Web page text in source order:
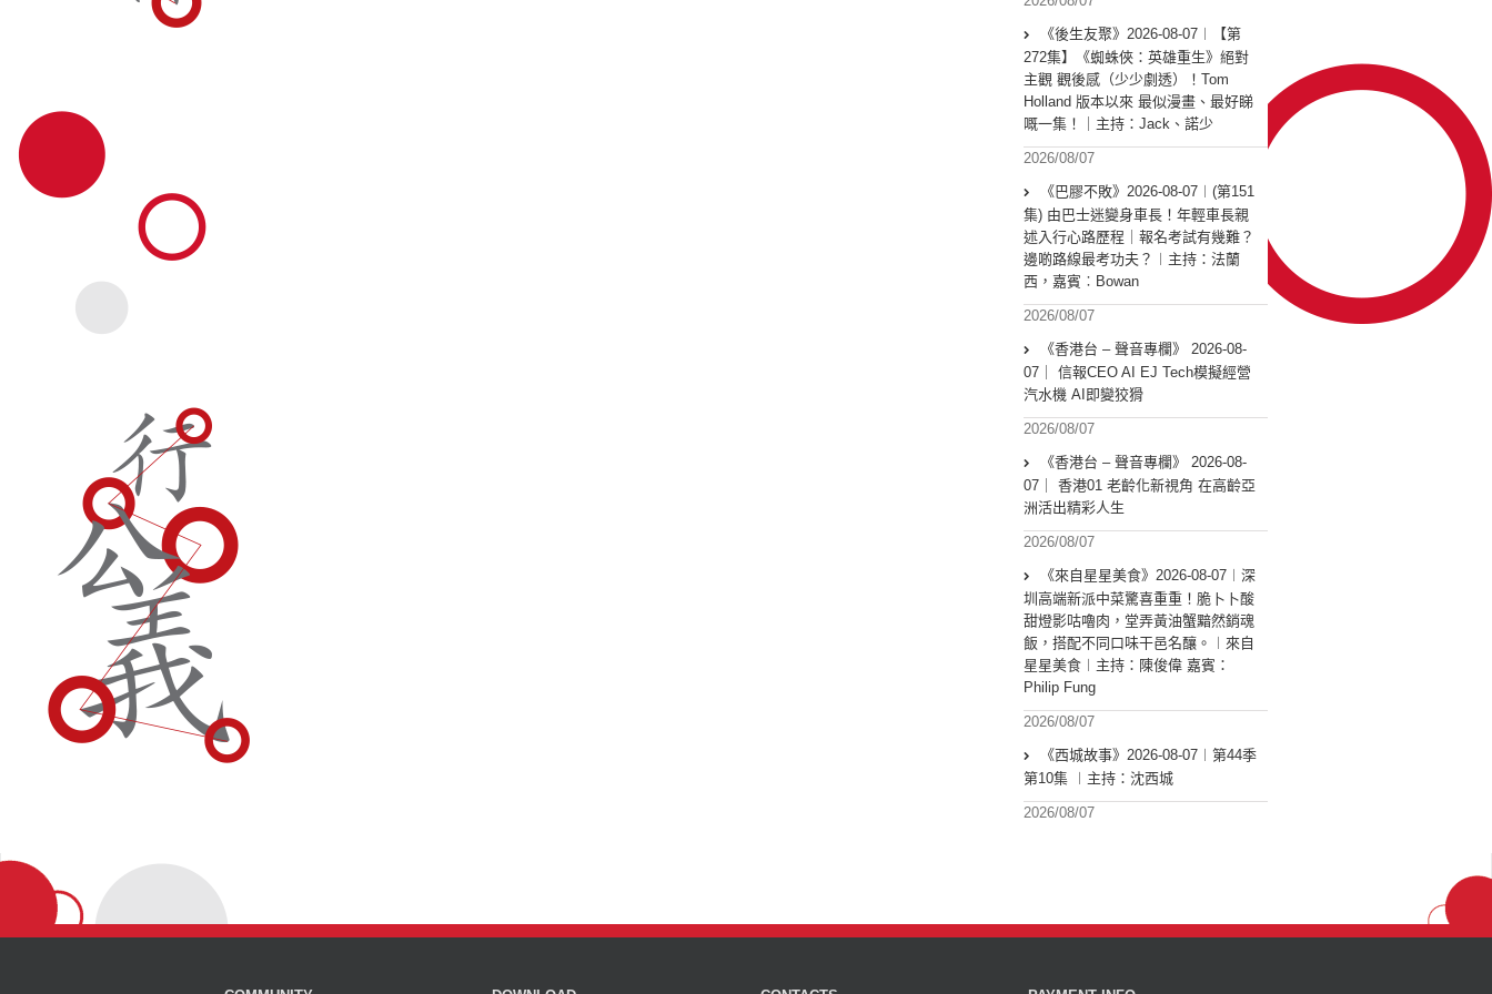
《後生友聚》2026-08-07︱【第
272集】《蜘蛛俠：英雄重生》絕對
主觀 觀後感（少少劇透）！Tom
Holland 版本以來 最似漫畫、最好睇
嘅一集！｜主持：Jack、諾少
2026/08/07
《巴膠不敗》2026-08-07︱(第151
集) 由巴士迷變身車長！年輕車長親
述入行心路歷程｜報名考試有幾難？
邊啲路線最考功夫？︱主持：法蘭
西，嘉賓︰Bowan
2026/08/07
《香港台 – 聲音專欄》 2026-08-
07｜ 信報CEO AI EJ Tech模擬經營
汽水機 AI即變狡猾
2026/08/07
《香港台 – 聲音專欄》 2026-08-
07｜ 香港01 老齡化新視角 在高齡亞
洲活出精彩人生
2026/08/07
《來自星星美食》2026-08-07︱深
圳高端新派中菜驚喜重重！脆卜卜酸
甜燈影咕嚕肉，堂弄黃油蟹黯然銷魂
飯，搭配不同口味干邑名釀。︱來自
星星美食︱主持：陳俊偉 嘉賓：
Philip Fung
2026/08/07
《西城故事》2026-08-07︱第44季
第10集 ︱主持：沈西城
2026/08/07